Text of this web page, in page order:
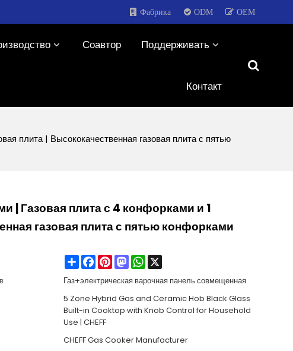
Фабрика ODM OEM
Соавтор Поддерживать
Контакт
плита | Высококачественная газовая плита с пятью
| Газовая плита с 4 конфорками и 1
газовая плита с пятью конфорками
ShareFacebook
PinterestMastodonWhatsApp
X
Газ+электрическая варочная панель совмещенная
5 Zone Hybrid Gas and Ceramic Hob Black Glass
Built-in Cooktop with Knob Control for Household
Use | CHEFF
CHEFF Gas Cooker Manufacturer